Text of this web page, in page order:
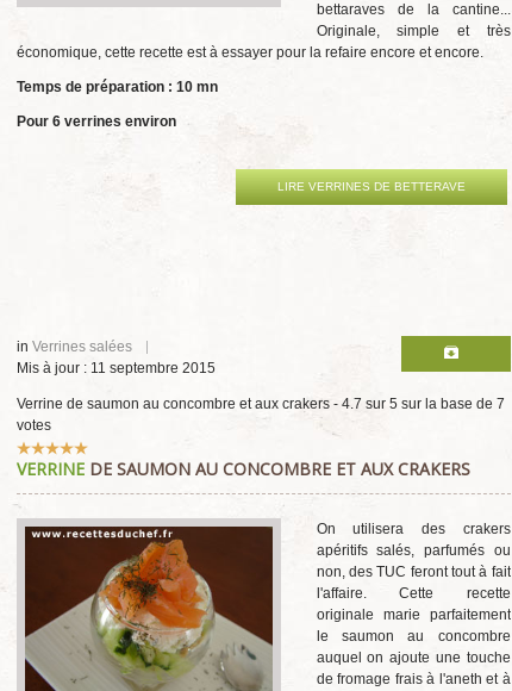
bettaraves de la cantine...
Originale, simple et très
économique, cette recette est à essayer pour la refaire encore et encore.
Temps de préparation : 10 mn
Pour 6 verrines environ
LIRE VERRINES DE BETTERAVE
inVerrines salées
Mis à jour : 11 septembre 2015
Verrine de saumon au concombre et aux crakers -4.7 sur5 sur la base de7
votes
Vote
utilisateur: 5/5
VERRINE DE SAUMON AU CONCOMBRE ET AUX CRAKERS
On utilisera des crakers
apéritifs salés, parfumés ou
non, des TUC feront tout à fait
l'affaire. Cette recette
originale marie parfaitement
le saumon au concombre
auquel on ajoute une touche
de fromage frais à l'aneth et à